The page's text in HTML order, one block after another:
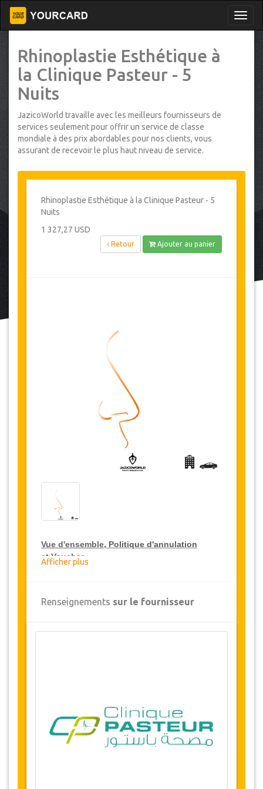
Rhinoplastie Esthétique à
la Clinique Pasteur - 5
Nuits
JazicoWorld travaille avec les meilleurs fournisseurs de
services seulement pour offrir un service de classe
mondiale à des prix abordables pour nos clients, vous
assurant de recevoir le plus haut niveau de service.
Rhinoplastie Esthétique à la Clinique Pasteur - 5
Nuits
1 327,27 USD
Retour Ajouter au panier
Vue d'ensemble, Politique d'annulation
etVoucher
Rhinoplastie Esthétique
Clinique Pasteur, Tunis, Tunisie
Disponibilité des Dates
Avant d'acheter ce service, veuillez vérifier avec
Afficher plus
Renseignements sur le fournisseur